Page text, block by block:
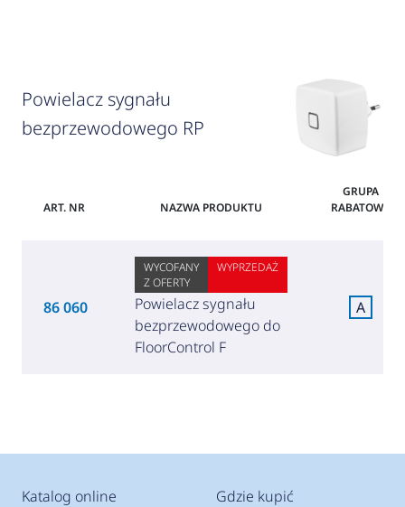
Powielacz sygnału
bezprzewodowego RP
ART. NR NAZWA PRODUKTU
GRUPA
RABATOWA
86 060
WYCOFANY
Z OFERTY
WYPRZEDAŻ
Powielacz sygnału
bezprzewodowego do
FloorControl F
A
Katalog online Gdzie kupić